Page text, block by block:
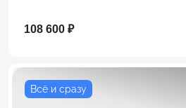
108 600 ₽
Всё и сразу